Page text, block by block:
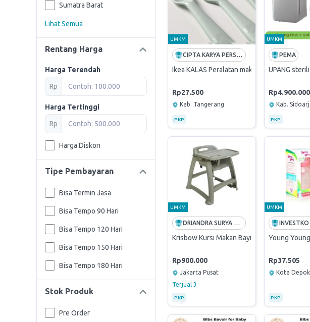
Sumatra Barat
Lihat Semua
Rentang Harga
Harga Terendah
Rp
Harga Tertinggi
Rp
Harga Diskon
Tipe Pembayaran
Bisa Termin Jasa
Bisa Tempo 90 Hari
Bisa Tempo 120 Hari
Bisa Tempo 150 Hari
Bisa Tempo 180 Hari
Stok Produk
Pre Order
UMKM
CIPTA KARYA PERSADA
Ikea KALAS Peralatan makan, set isi 18,
Rp27.500
Kab. Tangerang
PKP
UMKM
PEMA
UPANG
Rp4.900.000
Kab.
PKP
UMKM
DRIANDRA SURYA PERKASA
Krisbow Kursi Makan Bayi Dengan Tray
Rp900.000
Jakarta Pusat
Terjual 3
PKP
UMKM
Young
Rp37.505
Kota Depok
PKP